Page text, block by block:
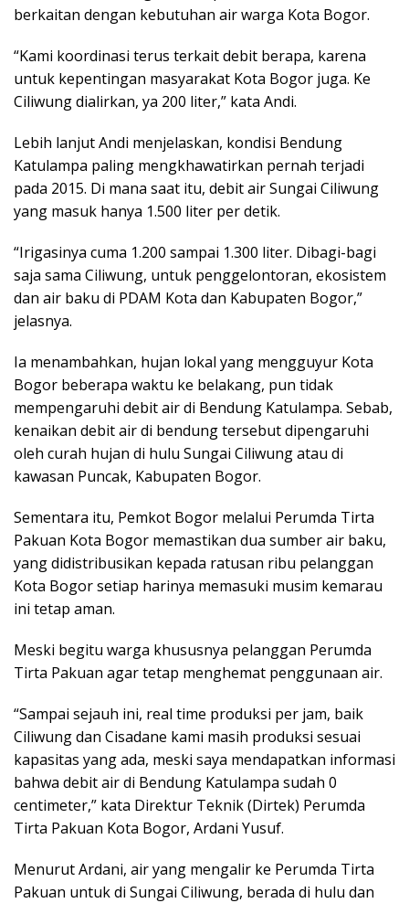
berkaitan dengan kebutuhan air warga Kota Bogor.
“Kami koordinasi terus terkait debit berapa, karena
untuk kepentingan masyarakat Kota Bogor juga. Ke
Ciliwung dialirkan, ya 200 liter,” kata Andi.
Lebih lanjut Andi menjelaskan, kondisi Bendung
Katulampa paling mengkhawatirkan pernah terjadi
pada 2015. Di mana saat itu, debit air Sungai Ciliwung
yang masuk hanya 1.500 liter per detik.
“Irigasinya cuma 1.200 sampai 1.300 liter. Dibagi-bagi
saja sama Ciliwung, untuk penggelontoran, ekosistem
dan air baku di PDAM Kota dan Kabupaten Bogor,”
jelasnya.
Ia menambahkan, hujan lokal yang mengguyur Kota
Bogor beberapa waktu ke belakang, pun tidak
mempengaruhi debit air di Bendung Katulampa. Sebab,
kenaikan debit air di bendung tersebut dipengaruhi
oleh curah hujan di hulu Sungai Ciliwung atau di
kawasan Puncak, Kabupaten Bogor.
Sementara itu, Pemkot Bogor melalui Perumda Tirta
Pakuan Kota Bogor memastikan dua sumber air baku,
yang didistribusikan kepada ratusan ribu pelanggan
Kota Bogor setiap harinya memasuki musim kemarau
ini tetap aman.
Meski begitu warga khususnya pelanggan Perumda
Tirta Pakuan agar tetap menghemat penggunaan air.
“Sampai sejauh ini, real time produksi per jam, baik
Ciliwung dan Cisadane kami masih produksi sesuai
kapasitas yang ada, meski saya mendapatkan informasi
bahwa debit air di Bendung Katulampa sudah 0
centimeter,” kata Direktur Teknik (Dirtek) Perumda
Tirta Pakuan Kota Bogor, Ardani Yusuf.
Menurut Ardani, air yang mengalir ke Perumda Tirta
Pakuan untuk di Sungai Ciliwung, berada di hulu dan